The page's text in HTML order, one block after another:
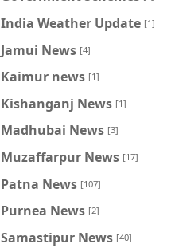
India Weather Update [1]
Jamui News [4]
Kaimur news [1]
Kishanganj News [1]
Madhubai News [3]
Muzaffarpur News [17]
Patna News [107]
Purnea News [2]
Samastipur News [40]